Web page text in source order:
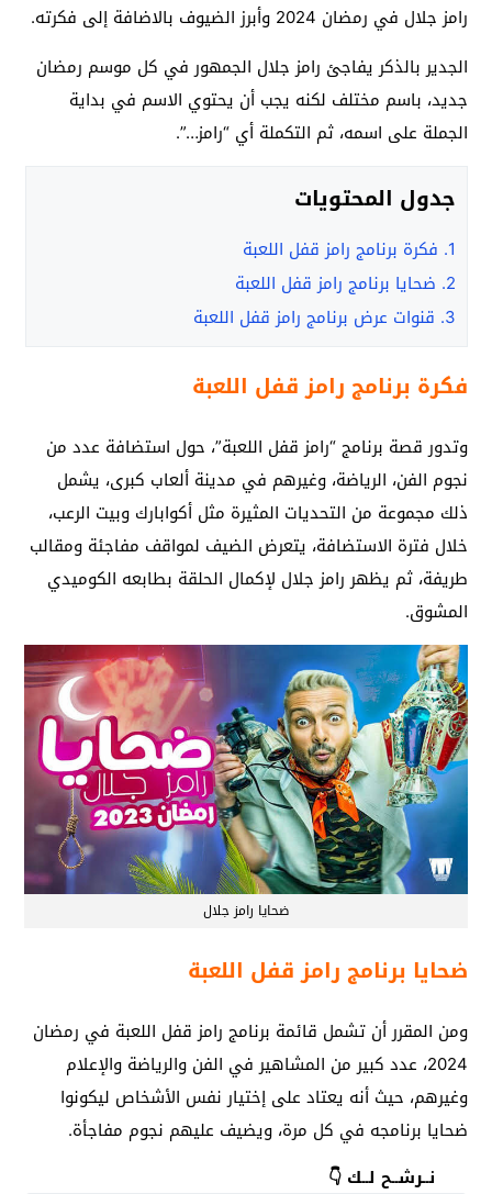
رامز جلال في رمضان 2024 وأبرز الضيوف بالاضافة إلى فكرته.
الجدير بالذكر يفاجئ رامز جلال الجمهور في كل موسم رمضان
جديد، باسم مختلف لكنه يجب أن يحتوي الاسم في بداية
الجملة على اسمه، ثم التكملة أي “رامز…”.
جدول المحتويات
1. فكرة برنامج رامز قفل اللعبة
2. ضحايا برنامج رامز قفل اللعبة
3. قنوات عرض برنامج رامز قفل اللعبة
فكرة برنامج رامز قفل اللعبة
وتدور قصة برنامج “رامز قفل اللعبة”، حول استضافة عدد من
نجوم الفن، الرياضة، وغيرهم في مدينة ألعاب كبرى، يشمل
ذلك مجموعة من التحديات المثيرة مثل أكوابارك وبيت الرعب،
خلال فترة الاستضافة، يتعرض الضيف لمواقف مفاجئة ومقالب
طريفة، ثم يظهر رامز جلال لإكمال الحلقة بطابعه الكوميدي
المشوق.
ضحايا رامز جلال
ضحايا برنامج رامز قفل اللعبة
ومن المقرر أن تشمل قائمة برنامج رامز قفل اللعبة في رمضان
2024، عدد كبير من المشاهير في الفن والرياضة والإعلام
وغيرهم، حيث أنه يعتاد على إختيار نفس الأشخاص ليكونوا
ضحايا برنامجه في كل مرة، ويضيف عليهم نجوم مفاجأة.
نــرشــح لــك 👇